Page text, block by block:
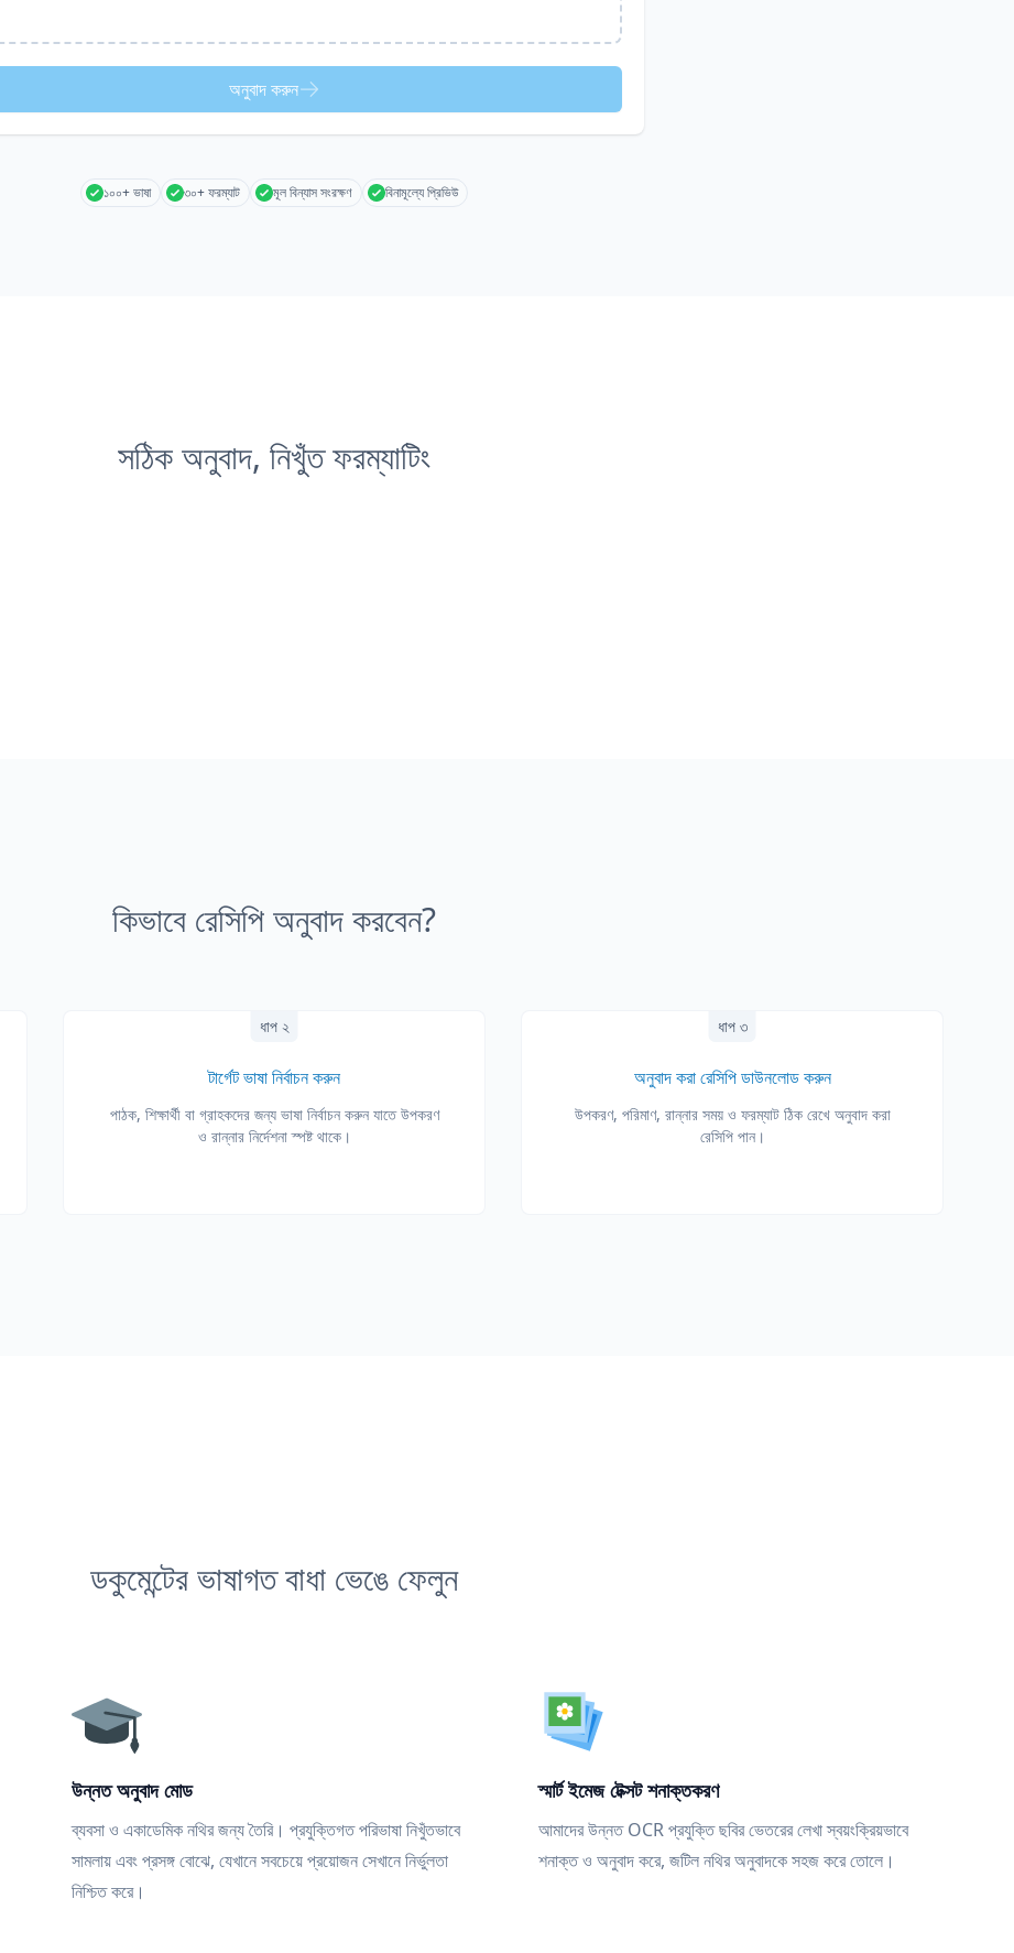
অনুবাদ করুন
১০০+ ভাষা ৩০+ ফরম্যাট মূল বিন্যাস সংরক্ষণ বিনামূল্যে প্রিভিউ
সঠিক অনুবাদ, নিখুঁত ফরম্যাটিং
কিভাবে রেসিপি অনুবাদ করবেন?
ধাপ ২
টার্গেট ভাষা নির্বাচন করুন
পাঠক, শিক্ষার্থী বা গ্রাহকদের জন্য ভাষা নির্বাচন করুন যাতে উপকরণ
ও রান্নার নির্দেশনা স্পষ্ট থাকে।
ধাপ ৩
অনুবাদ করা রেসিপি ডাউনলোড করুন
উপকরণ, পরিমাণ, রান্নার সময় ও ফরম্যাট ঠিক রেখে অনুবাদ করা
রেসিপি পান।
ডকুমেন্টের ভাষাগত বাধা ভেঙে ফেলুন
উন্নত অনুবাদ মোড
ব্যবসা ও একাডেমিক নথির জন্য তৈরি। প্রযুক্তিগত পরিভাষা নিখুঁতভাবে
সামলায় এবং প্রসঙ্গ বোঝে, যেখানে সবচেয়ে প্রয়োজন সেখানে নির্ভুলতা
নিশ্চিত করে।
স্মার্ট ইমেজ টেক্সট শনাক্তকরণ
আমাদের উন্নত OCR প্রযুক্তি ছবির ভেতরের লেখা স্বয়ংক্রিয়ভাবে
শনাক্ত ও অনুবাদ করে, জটিল নথির অনুবাদকে সহজ করে তোলে।